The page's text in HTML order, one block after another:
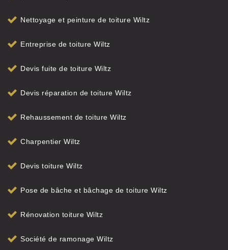
Nettoyage et peinture de toiture Wiltz
Entreprise de toiture Wiltz
Devis fuite de toiture Wiltz
Devis réparation de toiture Wiltz
Rehaussement de toiture Wiltz
Charpentier Wiltz
Devis toiture Wiltz
Pose de bâche et bâchage de toiture Wiltz
Rénovation toiture Wiltz
Société de ramonage Wiltz